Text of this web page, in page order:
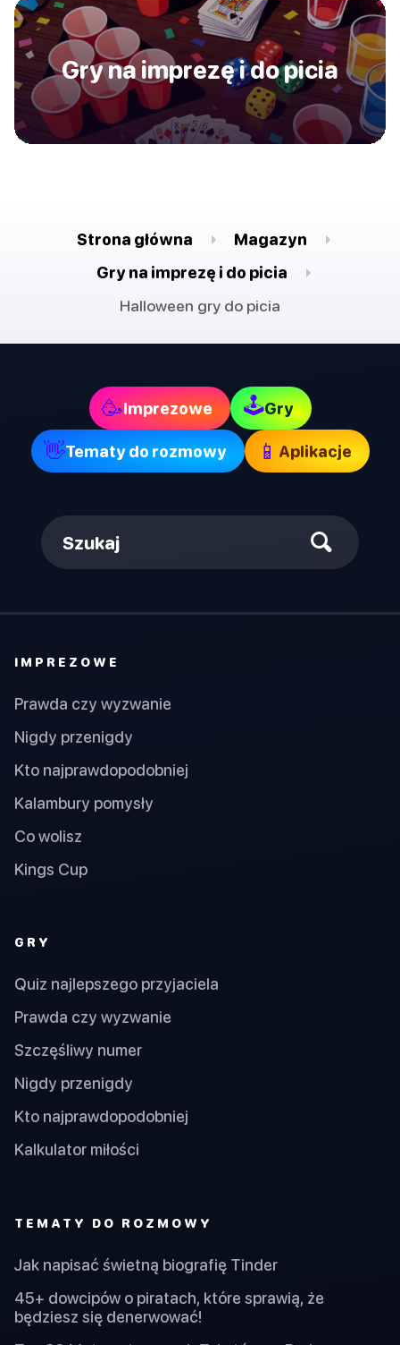
Gry na imprezę i do picia
Strona główna
Magazyn
Gry na imprezę i do picia
Halloween gry do picia
🥳Imprezowe 🕹Gry
👋Tematy do rozmowy 📱 Aplikacje
Szukaj
IMPREZOWE
Prawda czy wyzwanie
Nigdy przenigdy
Kto najprawdopodobniej
Kalambury pomysły
Co wolisz
Kings Cup
GRY
Quiz najlepszego przyjaciela
Prawda czy wyzwanie
Szczęśliwy numer
Nigdy przenigdy
Kto najprawdopodobniej
Kalkulator miłości
TEMATY DO ROZMOWY
Jak napisać świetną biografię Tinder
45+ dowcipów o piratach, które sprawią, że
będziesz się denerwować!